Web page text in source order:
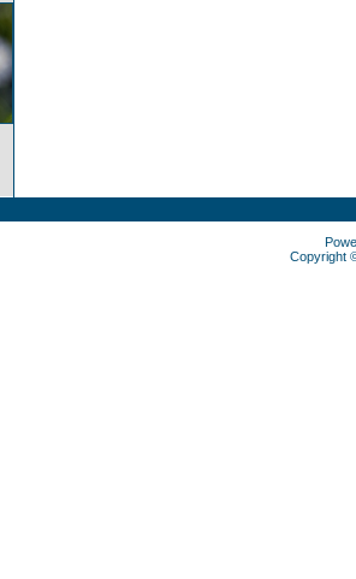
Copyright